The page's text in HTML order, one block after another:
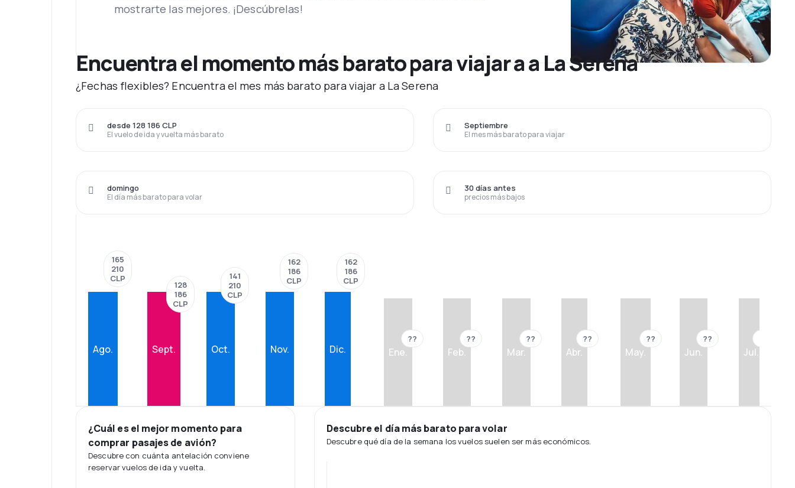
mostrarte las mejores. ¡Descúbrelas!
Encuentra el momento más barato para viajar a a La Serena
¿Fechas flexibles? Encuentra el mes más barato para viajar a La Serena
El vuelo de ida y vuelta más barato
desde 128 186 CLP
El mes más barato para viajar
Septiembre
El día más barato para volar
domingo
precios más bajos
30 días antes
Ago.
165
210
CLP
Sept.
128
186
CLP
Oct.
141
210
CLP
Nov.
162
186
CLP
Dic.
162
186
CLP
Ene.
??
Feb.
??
Mar.
??
Abr.
??
May.
??
Jun.
??
Jul.
¿Cuál es el mejor momento para
comprar pasajes de avión?
Descubre con cuánta antelación conviene
reservar vuelos de ida y vuelta.
Descubre el día más barato para volar
Descubre qué día de la semana los vuelos suelen ser más económicos.